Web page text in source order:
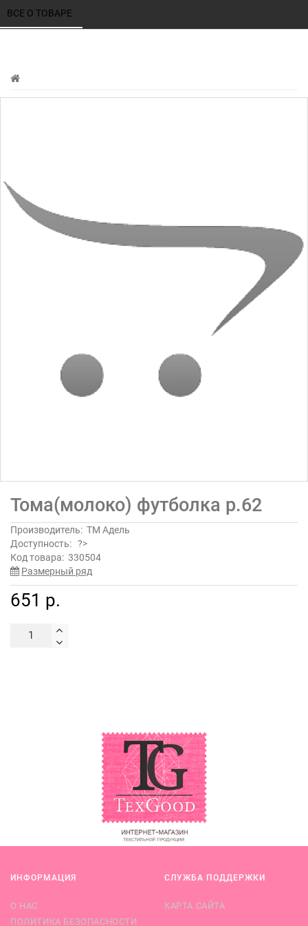
ВСЕ О ТОВАРЕ
Тома(молоко) футболка р.62
Производитель: ТМ Адель
Доступность: ?>
Код товара: 330504
Размерный ряд
651 р.
ИНФОРМАЦИЯ
О НАС
ПОЛИТИКА БЕЗОПАСНОСТИ
СЛУЖБА ПОДДЕРЖКИ
КАРТА САЙТА